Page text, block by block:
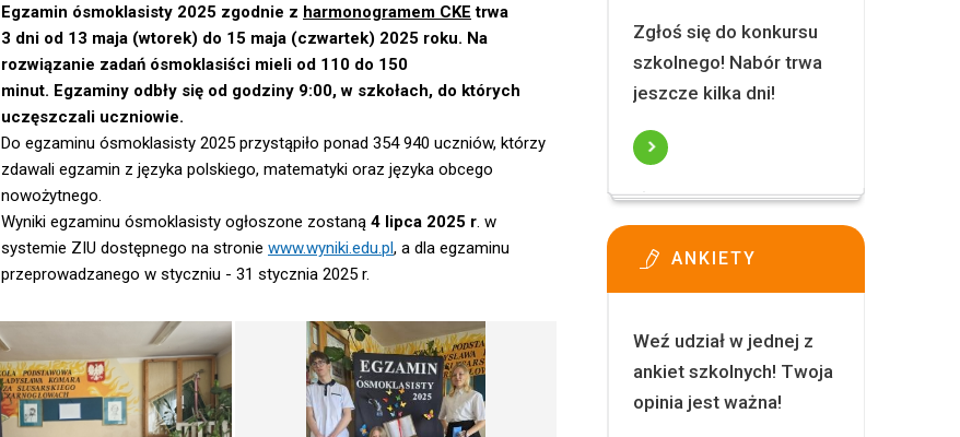
Egzamin ósmoklasisty 2025 zgodnie z harmonogramem CKE trwa
3 dni od 13 maja (wtorek) do 15 maja (czwartek) 2025 roku. Na
rozwiązanie zadań ósmoklasiści mieli od 110 do 150
minut. Egzaminy odbły się od godziny 9:00,w szkołach, do których
uczęszczali uczniowie.
Do egzaminu ósmoklasisty 2025 przystąpiło ponad 354 940 uczniów, którzy
zdawali egzamin z języka polskiego, matematyki oraz języka obcego
nowożytnego.
Wyniki egzaminu ósmoklasisty ogłoszone zostaną 4 lipca 2025 r. w
systemie ZIU dostępnego na stronie www.wyniki.edu.pl, a dla egzaminu
przeprowadzanego w styczniu - 31 stycznia 2025 r.
Zgłoś się do konkursu
szkolnego! Nabór trwa
jeszcze kilka dni!
ANKIETY
Weź udział w jednej z
ankiet szkolnych! Twoja
opinia jest ważna!